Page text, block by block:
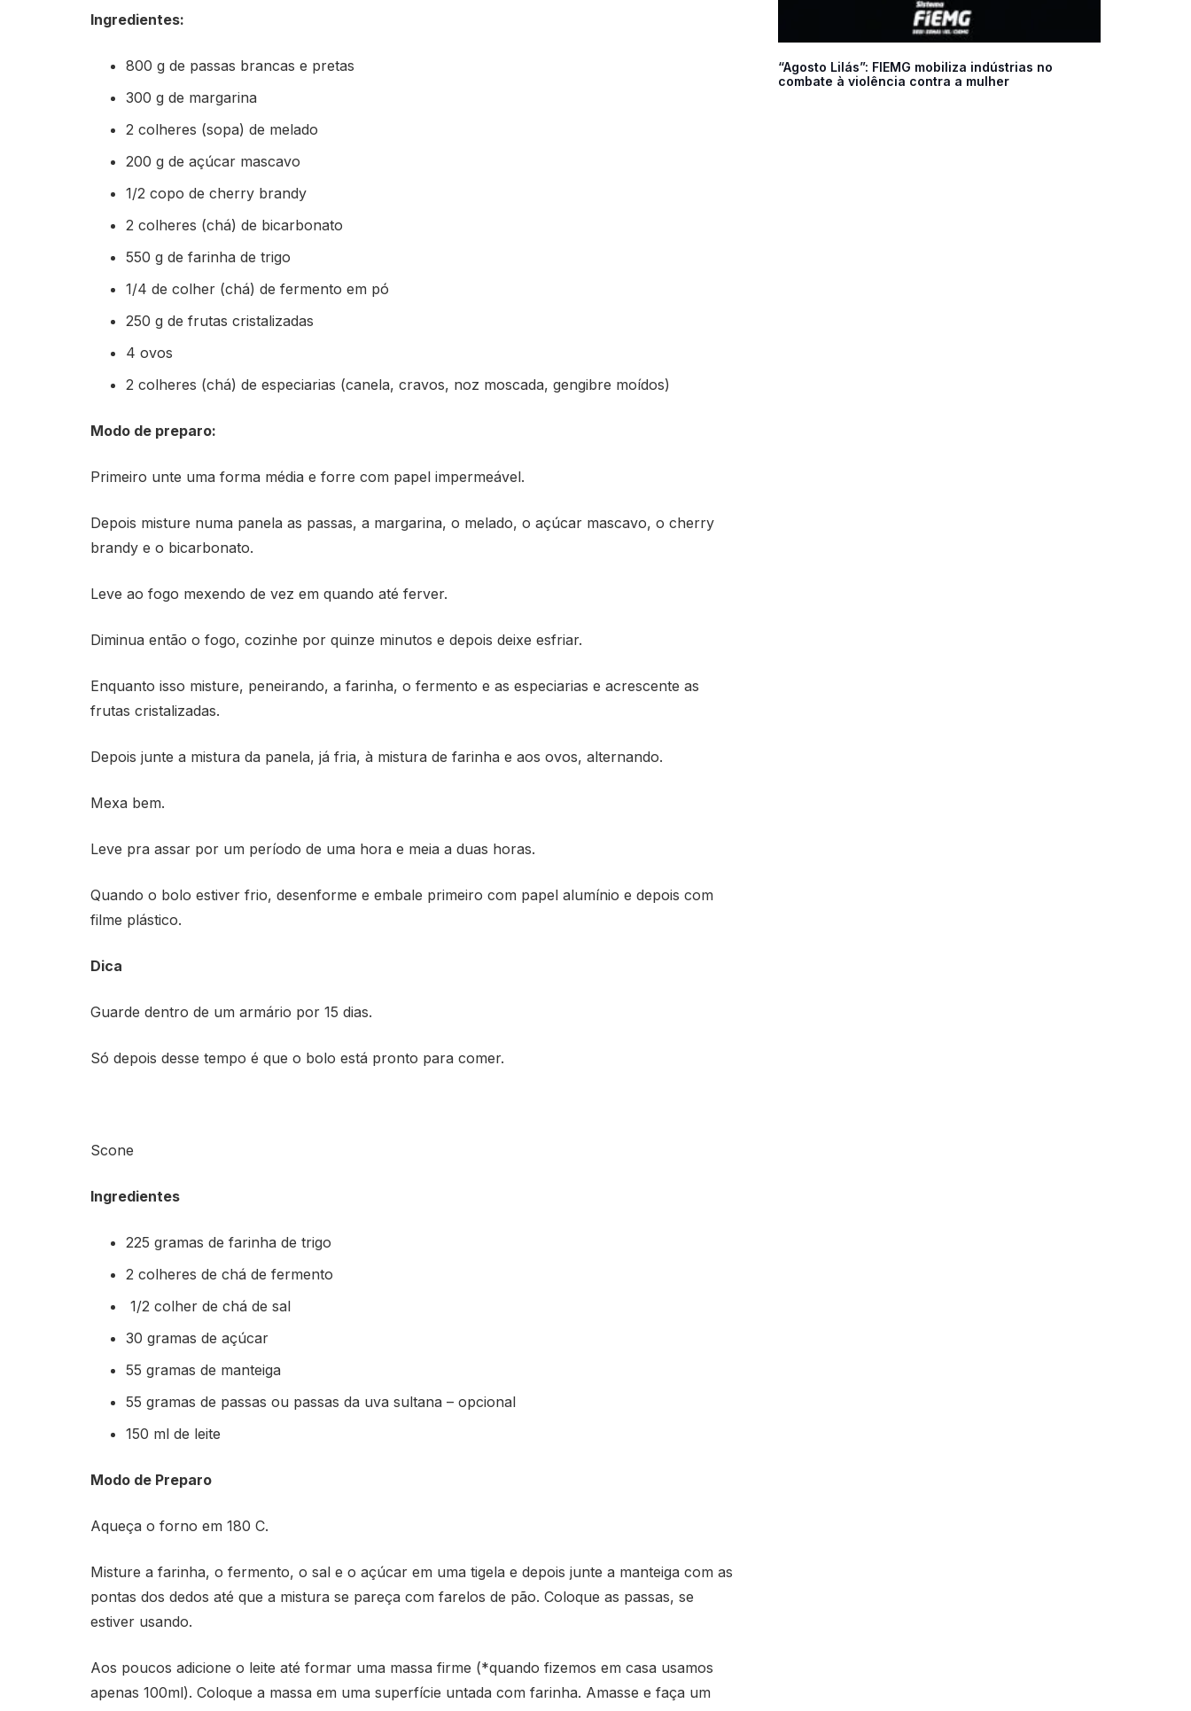
Ingredientes:
800 g de passas brancas e pretas
300 g de margarina
2 colheres (sopa) de melado
200 g de açúcar mascavo
1/2 copo de cherry brandy
2 colheres (chá) de bicarbonato
550 g de farinha de trigo
1/4 de colher (chá) de fermento em pó
250 g de frutas cristalizadas
4 ovos
2 colheres (chá) de especiarias (canela, cravos, noz moscada, gengibre moídos)
Modo de preparo:
Primeiro unte uma forma média e forre com papel impermeável.
Depois misture numa panela as passas, a margarina, o melado, o açúcar mascavo, o cherry
brandy e o bicarbonato.
Leve ao fogo mexendo de vez em quando até ferver.
Diminua então o fogo, cozinhe por quinze minutos e depois deixe esfriar.
Enquanto isso misture, peneirando, a farinha, o fermento e as especiarias e acrescente as
frutas cristalizadas.
Depois junte a mistura da panela, já fria, à mistura de farinha e aos ovos, alternando.
Mexa bem.
Leve pra assar por um período de uma hora e meia a duas horas.
Quando o bolo estiver frio, desenforme e embale primeiro com papel alumínio e depois com
filme plástico.
Dica
Guarde dentro de um armário por 15 dias.
Só depois desse tempo é que o bolo está pronto para comer.
Scone
Ingredientes
225 gramas de farinha de trigo
2 colheres de chá de fermento
1/2 colher de chá de sal
30 gramas de açúcar
55 gramas de manteiga
55 gramas de passas ou passas da uva sultana – opcional
150 ml de leite
Modo de Preparo
Aqueça o forno em 180 C.
Misture a farinha, o fermento, o sal e o açúcar em uma tigela e depois junte a manteiga com as
pontas dos dedos até que a mistura se pareça com farelos de pão. Coloque as passas, se
estiver usando.
Aos poucos adicione o leite até formar uma massa firme (*quando fizemos em casa usamos
apenas 100ml). Coloque a massa em uma superfície untada com farinha. Amasse e faça um
“Agosto Lilás”: FIEMG mobiliza indústrias no
combate à violência contra a mulher